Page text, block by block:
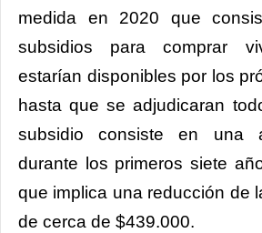
medida en 2020 que
subsidios para comprar
estarían disponibles por los
hasta que se adjudicaran
subsidio consiste en una
durante los primeros siete
que implica una reducción de
de cerca de $439.000.